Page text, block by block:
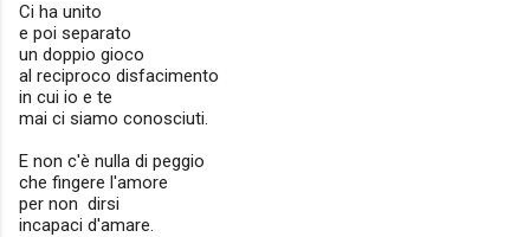
Ci ha unito
e poi separato
un doppio gioco
al reciproco disfacimento
in cui io e te
mai ci siamo conosciuti.
E non c'è nulla di peggio
che fingere l'amore
per non dirsi
incapaci d'amare.